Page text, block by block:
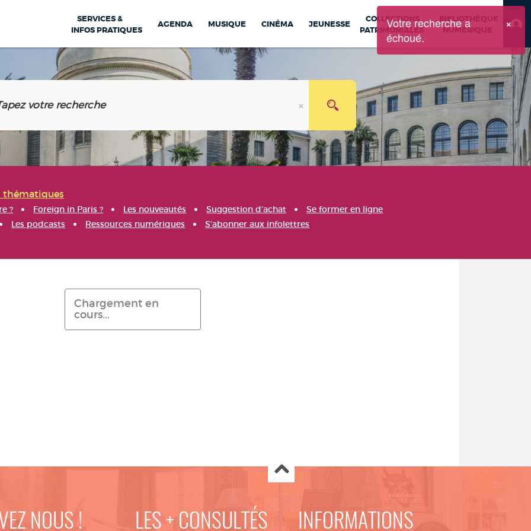
SERVICES &
INFOS PRATIQUES
AGENDA MUSIQUE CINÉMA JEUNESSE
COLLECTIONS
PATRIMONIALES
BIBLIOTHÈQUE
NUMÉRIQUE
thématiques
? Foreign in Paris ? Les nouveautés Suggestion d'achat
Se former en ligne
Les podcasts Ressources numériques S'abonner aux infolettres
Chargement en
cours...
NOUS ! LES + CONSULTÉS INFORMATIONS
×
Votre recherche a
échoué.